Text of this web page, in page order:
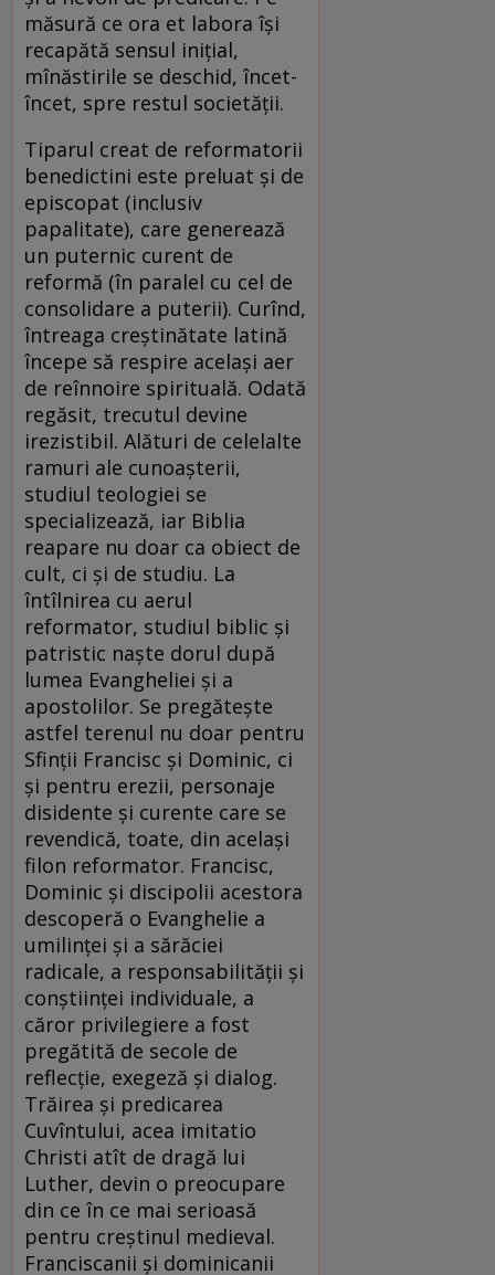
măsură ce ora et labora își
recapătă sensul inițial,
mînăstirile se deschid, încet-
încet, spre restul societății.
Tiparul creat de reformatorii
benedictini este preluat și de
episcopat (inclusiv
papalitate), care generează
un puternic curent de
reformă (în paralel cu cel de
consolidare a puterii). Curînd,
întreaga creștinătate latină
începe să respire același aer
de reînnoire spirituală. Odată
regăsit, trecutul devine
irezistibil. Alături de celelalte
ramuri ale cunoașterii,
studiul teologiei se
specializează, iar Biblia
reapare nu doar ca obiect de
cult, ci și de studiu. La
întîlnirea cu aerul
reformator, studiul biblic și
patristic naște dorul după
lumea Evangheliei și a
apostolilor. Se pregătește
astfel terenul nu doar pentru
Sfinții Francisc și Dominic, ci
și pentru erezii, personaje
disidente și curente care se
revendică, toate, din același
filon reformator. Francisc,
Dominic și discipolii acestora
descoperă o Evanghelie a
umilinței și a sărăciei
radicale, a responsabilității și
conștiinței individuale, a
căror privilegiere a fost
pregătită de secole de
reflecție, exegeză și dialog.
Trăirea și predicarea
Cuvîntului, acea imitatio
Christi atît de dragă lui
Luther, devin o preocupare
din ce în ce mai serioasă
pentru creștinul medieval.
Franciscanii și dominicanii